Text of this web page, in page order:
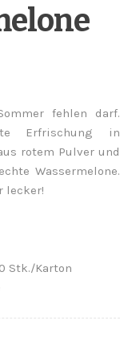
fehlen darf.
Erfrischung in
rotem Pulver und
Wassermelone.
lecker!
Stk./Karton